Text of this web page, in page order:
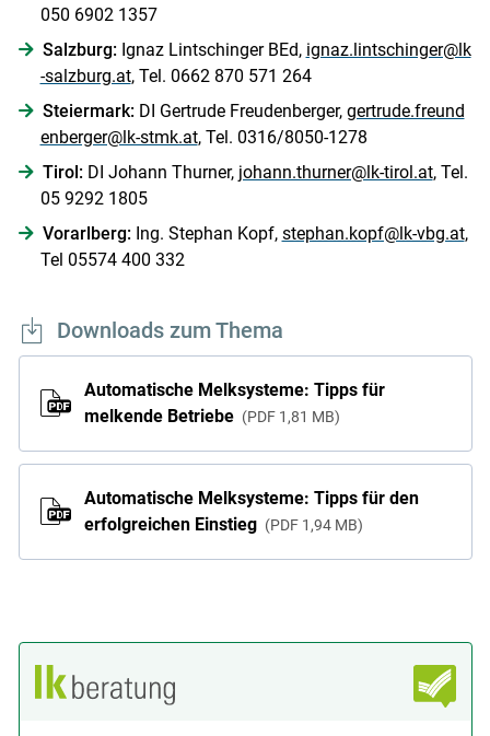
050 6902 1357
Salzburg:Ignaz Lintschinger BEd, ignaz.lintschinger@lk
-salzburg.at, Tel. 0662 870 571 264
Steiermark:DI Gertrude Freudenberger, gertrude.freund
enberger@lk-stmk.at, Tel. 0316/8050-1278
Tirol:DI Johann Thurner, johann.thurner@lk-tirol.at, Tel.
05 9292 1805
Vorarlberg:Ing. Stephan Kopf, stephan.kopf@lk-vbg.at,
Tel 05574 400 332
Downloads zum Thema
Automatische Melksysteme: Tipps für
melkende Betriebe
PDF 1,81 MB
Automatische Melksysteme: Tipps für den
erfolgreichen Einstieg
PDF 1,94 MB